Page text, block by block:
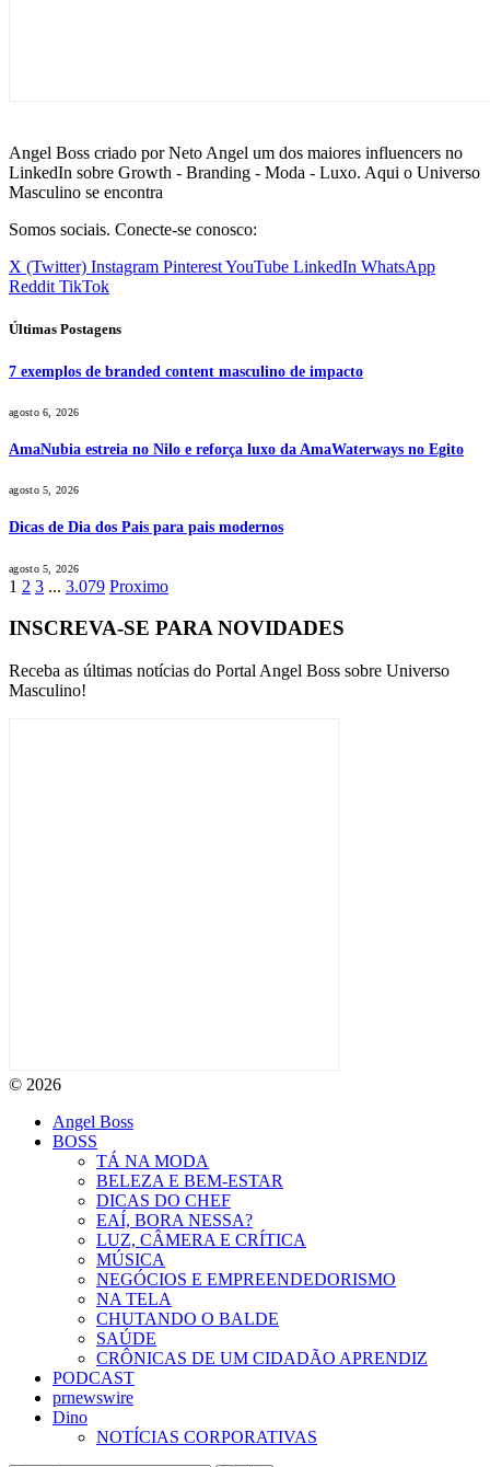
Angel Boss criado por Neto Angel um dos maiores influencers no
LinkedIn sobre Growth - Branding - Moda - Luxo. Aqui o Universo
Masculino se encontra
Somos sociais. Conecte-se conosco:
X (Twitter) Instagram PinterestYouTube LinkedIn WhatsApp
Reddit TikTok
Últimas Postagens
7 exemplos de branded content masculino de impacto
agosto 6, 2026
AmaNubia estreia no Nilo e reforça luxo da AmaWaterways no Egito
agosto 5, 2026
Dicas de Dia dos Pais para pais modernos
agosto 5, 2026
1 2 3 ... 3.079 Proximo
INSCREVA-SE PARA NOVIDADES
Receba as últimas notícias do Portal Angel Boss sobre Universo
Masculino!
© 2026
Angel Boss
BOSS
TÁ NA MODA
BELEZA E BEM-ESTAR
DICAS DO CHEF
EAÍ, BORA NESSA?
LUZ, CÂMERA E CRÍTICA
MÚSICA
NEGÓCIOS E EMPREENDEDORISMO
NA TELA
CHUTANDO O BALDE
SAÚDE
CRÔNICAS DE UM CIDADÃO APRENDIZ
PODCAST
prnewswire
Dino
NOTÍCIAS CORPORATIVAS